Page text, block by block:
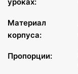
Материал
корпуса:
Пропорции: